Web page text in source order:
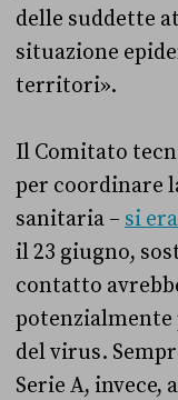
delle suddette
situazione
territori».
Il Comitato
per coordinare
sanitaria – si
il 23 giugno,
contatto
potenzialmente
del virus.
Serie A,